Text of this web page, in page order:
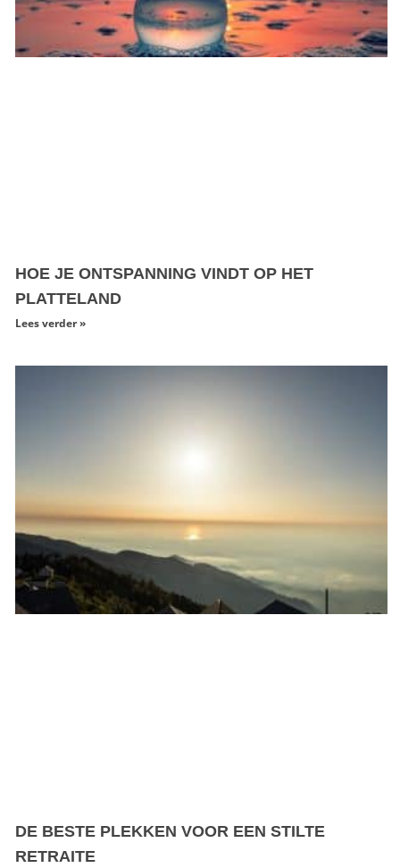
HOE JE ONTSPANNING VINDT OP HET
PLATTELAND
Lees verder »
DE BESTE PLEKKEN VOOR EEN STILTE
RETRAITE